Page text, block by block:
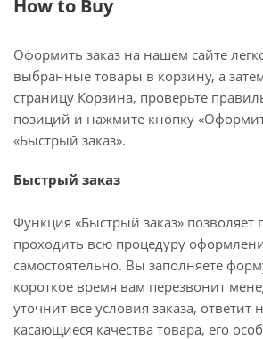
How to Buy
Оформить заказ на нашем сайте
выбранные товары в корзину, а
страницу Корзина, проверьте
позиций и нажмите кнопку
«Быстрый заказ».
Быстрый заказ
Функция «Быстрый заказ» позволяет
проходить всю процедуру
самостоятельно. Вы заполняете
короткое время вам перезвонит
уточнит все условия заказа, ответит
касающиеся качества товара, его